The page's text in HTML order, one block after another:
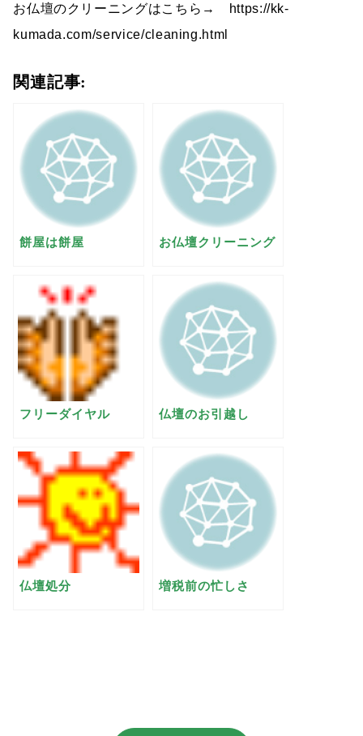
お仏壇のクリーニングはこちら→ https://kk-
kumada.com/service/cleaning.html
関連記事:
餅屋は餅屋 お仏壇クリーニング
フリーダイヤル 仏壇のお引越し
仏壇処分 増税前の忙しさ